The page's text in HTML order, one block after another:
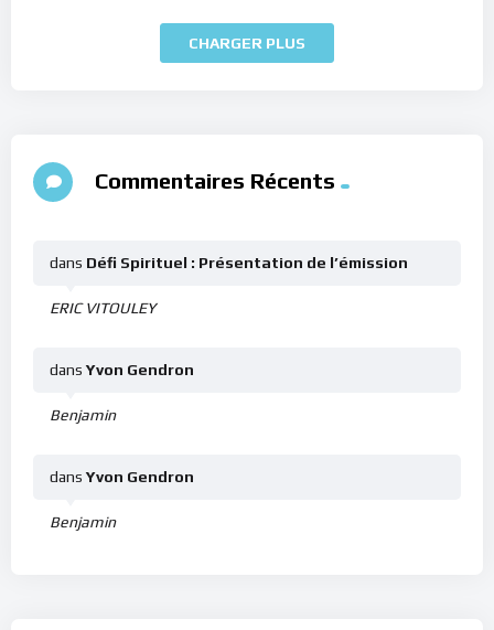
CHARGER PLUS
Commentaires Récents
ERIC VITOULEY
dans Défi Spirituel : Présentation de l’émission
Benjamin
dans Yvon Gendron
Benjamin
dans Yvon Gendron